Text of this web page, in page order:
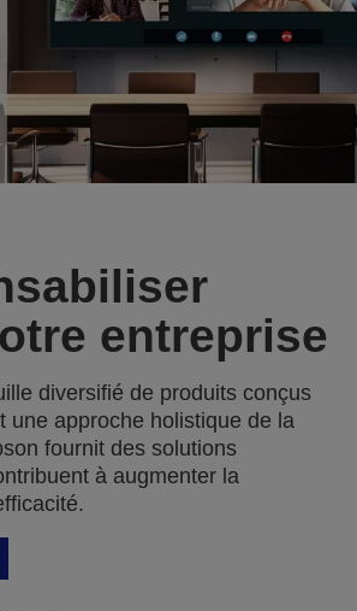
entreprise
diversifié de produits conçus
une approche holistique de la
fournit des solutions
à augmenter la